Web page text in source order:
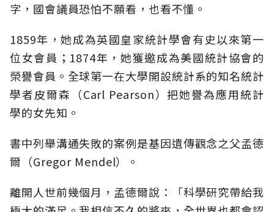
字，國會議員恐怕不願看，也看不懂。
1859年，她成為英國皇家統計學會有史以來第一
位女會員；1874年，她獲邀成為美國統計協會的
榮譽會員。全球第一在大學開設統計系的知名統計
學者皮爾森（Carl Pearson）把她譽為應用統計
學的女先知。
書中列舉溝通失敗的案例是基因遺傳觀念之父孟德
爾（Gregor Mendel）。
離開人世前幾個月，孟德爾說：「科學研究帶給我